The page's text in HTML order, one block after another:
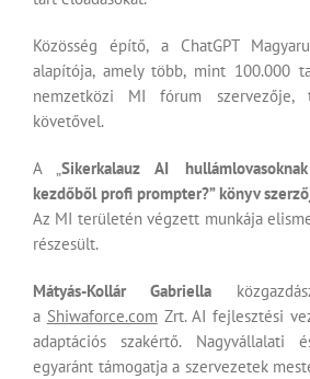
Közösség építő, a ChatGPT
alapítója, amely több, mint 100.000
nemzetközi MI fórum szervezője,
követővel.
A „Sikerkalauz AI
kezdőből profi prompter?” könyv
Az MI területén végzett munkája
részesült.
Mátyás-Kollár Gabriella
a Shiwaforce.com Zrt. AI fejlesztési
adaptációs szakértő. Nagyvállalati
egyaránt támogatja a szervezetek